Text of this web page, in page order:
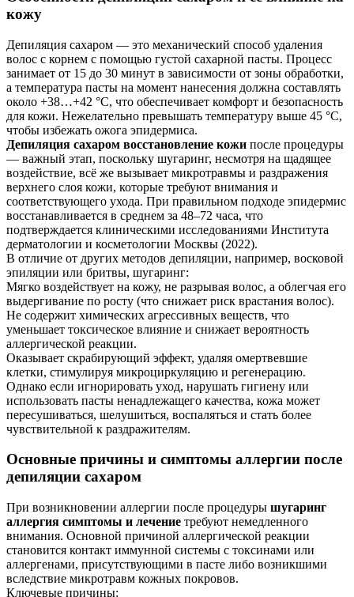
кожу
Депиляция сахаром — это механический способ удаления
волос с корнем с помощью густой сахарной пасты. Процесс
занимает от 15 до 30 минут в зависимости от зоны обработки,
а температура пасты на момент нанесения должна составлять
около +38…+42 °C, что обеспечивает комфорт и безопасность
для кожи. Нежелательно превышать температуру выше 45 °C,
чтобы избежать ожога эпидермиса.
Депиляция сахаром восстановление кожи после процедуры
— важный этап, поскольку шугаринг, несмотря на щадящее
воздействие, всё же вызывает микротравмы и раздражения
верхнего слоя кожи, которые требуют внимания и
соответствующего ухода. При правильном подходе эпидермис
восстанавливается в среднем за 48–72 часа, что
подтверждается клиническими исследованиями Института
дерматологии и косметологии Москвы (2022).
В отличие от других методов депиляции, например, восковой
эпиляции или бритвы, шугаринг:
Мягко воздействует на кожу, не разрывая волос, а облегчая его
выдергивание по росту (что снижает риск врастания волос).
Не содержит химических агрессивных веществ, что
уменьшает токсическое влияние и снижает вероятность
аллергической реакции.
Оказывает скрабирующий эффект, удаляя омертвевшие
клетки, стимулируя микроциркуляцию и регенерацию.
Однако если игнорировать уход, нарушать гигиену или
использовать пасты ненадлежащего качества, кожа может
пересушиваться, шелушиться, воспаляться и стать более
чувствительной к раздражителям.
Основные причины и симптомы аллергии после
депиляции сахаром
При возникновении аллергии после процедуры шугаринг
аллергия симптомы и лечение требуют немедленного
внимания. Основной причиной аллергической реакции
становится контакт иммунной системы с токсинами или
аллергенами, присутствующими в пасте либо возникшими
вследствие микротравм кожных покровов.
Ключевые причины: